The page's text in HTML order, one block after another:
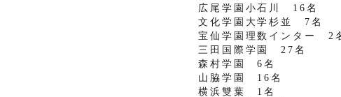
広尾学園小石川 16名
文化学園大学杉並 7名
宝仙学園理数インター 2
三田国際学園 27名
森村学園 6名
山脇学園 16名
横浜雙葉 1名